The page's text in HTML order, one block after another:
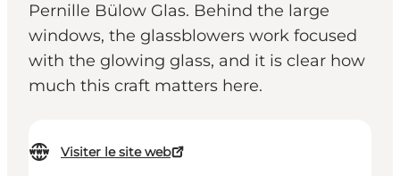
Pernille Bülow Glas. Behind the large
windows, the glassblowers work focused
with the glowing glass, and it is clear how
much this craft matters here.
Visiter le site web